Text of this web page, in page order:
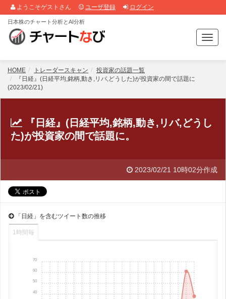
ようこそゲストさん ユーザ登録 ログイン
T
o
g
n
i
t
i
o
日本株のチャート分析とAI分析
HOME トレーダースキャン
投資家の話題一覧
『日経』(日経平均,銘柄,動き,リバ,どうした)が投資家の間で話題に
(2023/02/21)
『日経』(日経平均,銘柄,動き,リバ,どうし
た)が投資家の間で話題に。
2023/02/21 10時02分作成
「日経」を含むツイート数の推移
1時間毎
40
50
60
70